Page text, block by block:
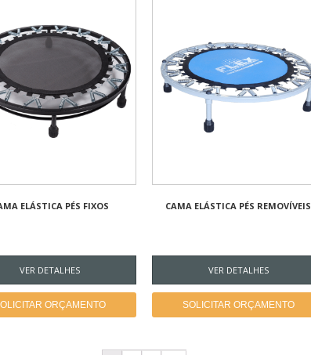
ELÁSTICA PÉS FIXOS
VER DETALHES
ORÇAMENTO
CAMA ELÁSTICA PÉS REMOVÍVEIS
VER DETALHES
SOLICITAR ORÇAMENTO